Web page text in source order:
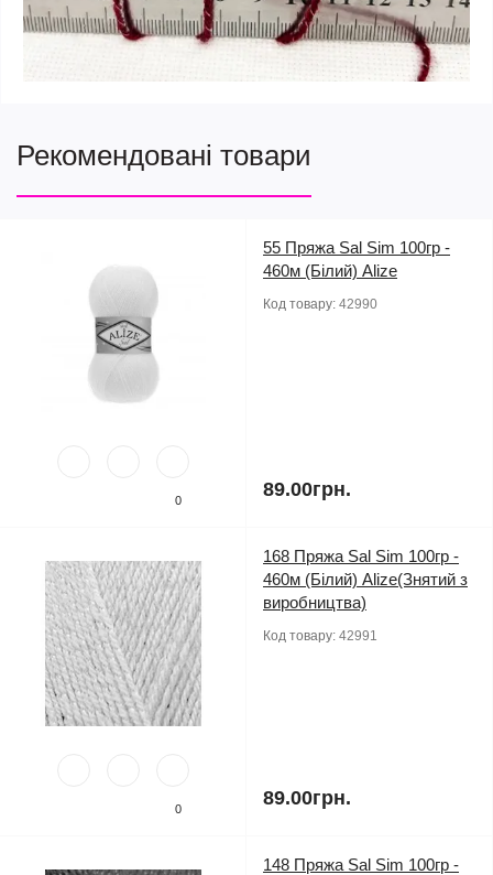
Рекомендовані товари
0
55 Пряжа Sal Sim 100гр -
460м (Білий) Alize
Код товару: 42990
89.00грн.
0
168 Пряжа Sal Sim 100гр -
460м (Білий) Alize(Знятий з
виробництва)
Код товару: 42991
89.00грн.
148 Пряжа Sal Sim 100гр -